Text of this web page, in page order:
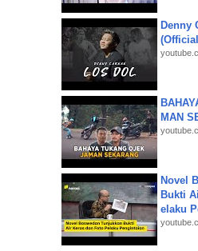
Denny
MAN
Novel
Bukti
elaku